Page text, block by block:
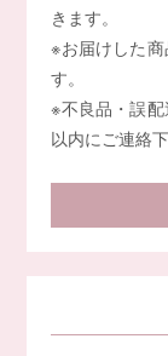
きます。
※お届けした
す。
※不良品・誤
以内にご連絡下